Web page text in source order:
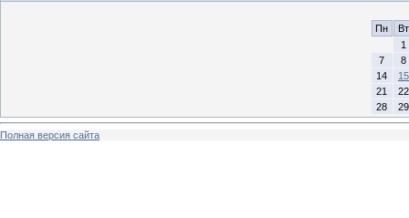
Пн
Вт
1
7
8
14
15
21
22
28
29
Полная версия сайта